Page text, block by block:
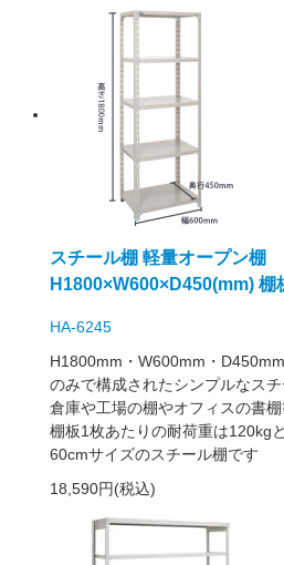
スチール棚 軽量オープン棚
H1800×W600×D450(mm) 棚
HA-6245
H1800mm・W600mm・
のみで構成されたシンプルなス
倉庫や工場の棚やオフィスの書棚
棚板1枚あたりの耐荷重は120kg
60cmサイズのスチール棚です
18,590円(税込)